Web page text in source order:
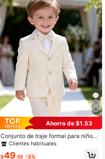
Ahorro de $1.53
Conjunto de traje formal para niño d
e 4 piezas: chaqueta de solapa úni
e moño
Clientes habituales
$49.55 -3%